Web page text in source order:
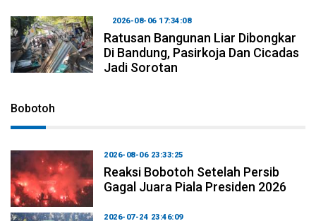
2026-08-06 17:34:08
Ratusan Bangunan Liar Dibongkar
Di Bandung, Pasirkoja Dan Cicadas
Jadi Sorotan
Bobotoh
2026-08-06 23:33:25
Reaksi Bobotoh Setelah Persib
Gagal Juara Piala Presiden 2026
2026-07-24 23:46:09